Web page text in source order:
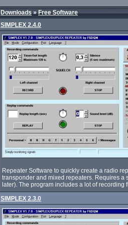
Downloads»Free Software
SIMPLEX 2.4.0
Repeater Software to quickly create a radio
transponder and mixed repeaters. Requires a
later). The program includes a lot of
SIMPLEX 2.3.0